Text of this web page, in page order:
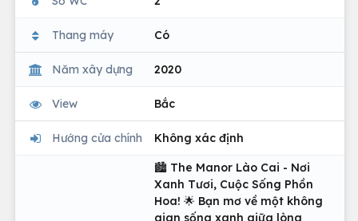
Thang máy Có
Năm xây dựng 2020
View Bắc
Hướng cửa chính Không xác định
🏙 The Manor Lào Cai - Nơi
Xanh Tươi, Cuộc Sống Phồn
Hoa! 🌟 Bạn mơ về một không
gian sống xanh giữa lòng